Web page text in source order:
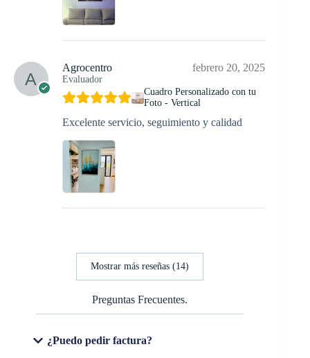
Agrocentro
Evaluador
febrero 20, 2025
Cuadro Personalizado con tu
Foto - Vertical
Excelente servicio, seguimiento y calidad
Mostrar más reseñas (14)
Preguntas Frecuentes.
¿Puedo pedir factura?